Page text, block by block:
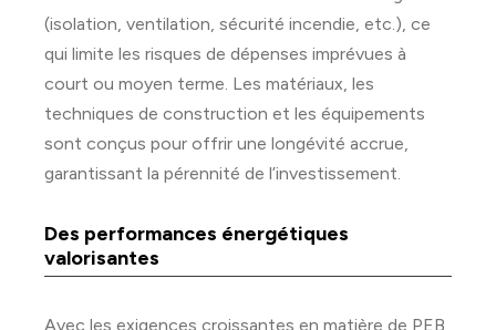
(isolation, ventilation, sécurité incendie, etc.), ce
qui limite les risques de dépenses imprévues à
court ou moyen terme. Les matériaux, les
techniques de construction et les équipements
sont conçus pour offrir une longévité accrue,
garantissant la pérennité de l’investissement.
Des performances énergétiques
valorisantes
Avec les exigences croissantes en matière de PEB